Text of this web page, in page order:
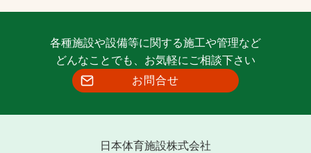
各種施設や設備等に関する施工や管理など
どんなことでも、お気軽にご相談下さい
お問合せ
日本体育施設株式会社